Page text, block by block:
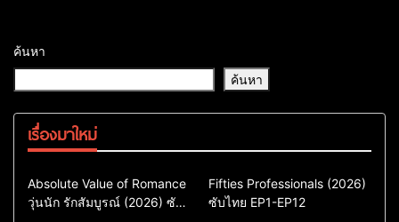
ค้นหา
ค้นหา
เรื่องมาใหม่
Comedy
Drama
ซีรี่ย์เกาหลี
Absolute Value of Romance
วุ่นนัก รักสัมบูรณ์ (2026) ซับ
Action & Adventure
Comedy
Drama
Fifties Professionals (2026)
ซับไทย EP1-EP12